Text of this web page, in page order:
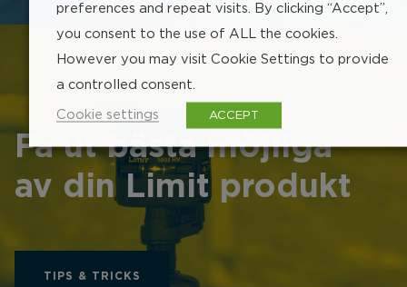
247 px
Få ut bästa möjliga
av din Limit produkt
TIPS & TRICKS
preferences and repeat visits. By clicking “Accept”,
you consent to the use of ALL the cookies.
However you may visit Cookie Settings to provide
a controlled consent.
Cookie settings ACCEPT